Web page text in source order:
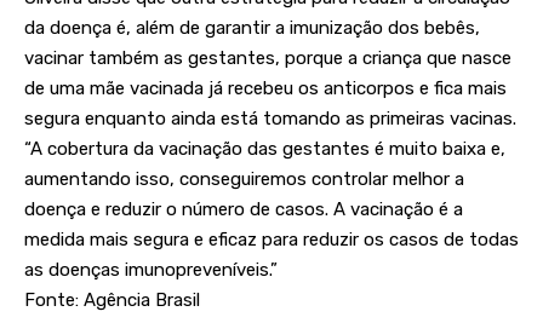
da doença é, além de garantir a imunização dos bebês,
vacinar também as gestantes, porque a criança que nasce
de uma mãe vacinada já recebeu os anticorpos e fica mais
segura enquanto ainda está tomando as primeiras vacinas.
“A cobertura da vacinação das gestantes é muito baixa e,
aumentando isso, conseguiremos controlar melhor a
doença e reduzir o número de casos. A vacinação é a
medida mais segura e eficaz para reduzir os casos de todas
as doenças imunopreveníveis.”
Fonte: Agência Brasil